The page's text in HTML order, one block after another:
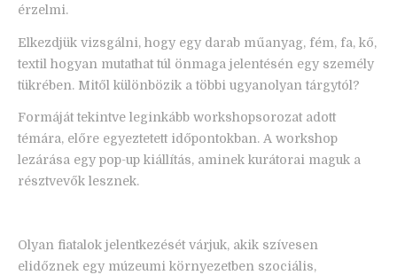
érzelmi.
Elkezdjük vizsgálni, hogy egy darab műanyag, fém, fa, kő,
textil hogyan mutathat túl önmaga jelentésén egy személy
tükrében. Mitől különbözik a többi ugyanolyan tárgytól?
Formáját tekintve leginkább workshopsorozat adott
témára, előre egyeztetett időpontokban. A workshop
lezárása egy pop-up kiállítás, aminek kurátorai maguk a
résztvevők lesznek.
Olyan fiatalok jelentkezését várjuk, akik szívesen
elidőznek egy múzeumi környezetben szociális,